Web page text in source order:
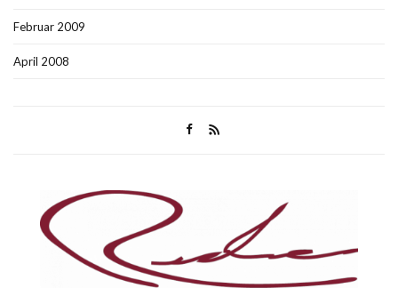
Februar 2009
April 2008